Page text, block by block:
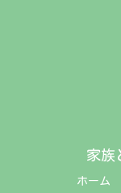
家族
ホーム